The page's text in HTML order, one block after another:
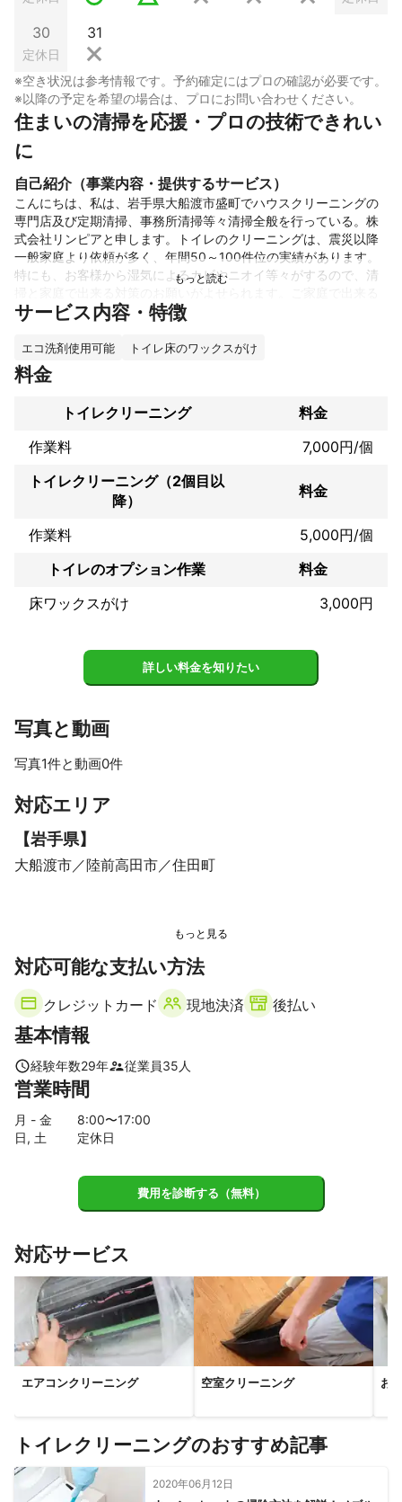
30
定休日
31
※空き状況は参考情報です。予約確定にはプロの確認が必要です。
※以降の予定を希望の場合は、プロにお問い合わせください。
住まいの清掃を応援・プロの技術できれい
に
自己紹介（事業内容・提供するサービス）
こんにちは、私は、岩手県大船渡市盛町でハウスクリーニングの
専門店及び定期清掃、事務所清掃等々清掃全般を行っている。株
式会社リンピアと申します。トイレのクリーニングは、震災以降
一般家庭より依頼が多く、年間50～100件位の実績があります。
特にも、お客様から湿気によるカビやニオイ等々がするので、清
清掃方法やカビやニオイ等々の対策を指導させて頂き、快適なト
これまでの実績
私は、岩手県大船渡市で株式会社リンピアという会社を経営して
おります。
東日本大震災ですべてを流失致しましたが、多くの方々に支えら
れて、大船渡市を中心に災害復興事業の災害仮設住宅、災害公営
住宅、工場、事務所、一般住宅等々のクリーニングを手がけまし
た。
また、大船渡市の公共施設の定期清掃、サンリアショッピングセ
ンター、太平洋セメント、三栄工業所、アマタケ、森下水産等々
の実績がございます。
基本的には、各個人及び企業からの意見を充分聴いて対策を講ず
く親しみやすい企業と感じて頂く。
サービス内容・特徴
エコ洗剤使用可能 トイレ床のワックスがけ
料金
トイレクリーニング
料金
作業料
7,000円/個
トイレクリーニング（2個目以
降）
料金
作業料
5,000円/個
トイレのオプション作業
料金
床ワックスがけ
3,000円
詳しい料金を知りたい
写真と動画
写真1件と動画0件
対応エリア
【岩手県】
大船渡市 陸前高田市 住田町
対応可能な支払い方法
クレジットカード 現地決済 後払い
基本情報
経験年数29年 従業員35 人
営業時間
月 - 金 8:00〜17:00
日, 土
定休日
費用を診断する（無料）
対応サービス
エアコンクリーニング 空室クリーニング お
トイレクリーニングのおすすめ記事
2020年06月12日